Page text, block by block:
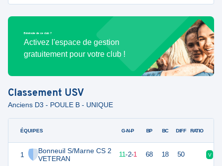
Bénévole de ce club ?
Activez l'espace de gestion
gratuitement pour votre club !
Classement USV
Anciens D3 - POULE B - UNIQUE
ÉQUIPES
1
Bonneuil S/Marne CS 2
VETERAN
G-N-P BP BC DIFF RATIO
35 14 11-2-1 68 18 50 V